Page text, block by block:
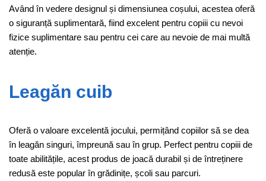
Având în vedere designul și dimensiunea coșului, acestea oferă
o siguranță suplimentară, fiind excelent pentru copiii cu nevoi
fizice suplimentare sau pentru cei care au nevoie de mai multă
atenție.
Leagăn cuib
Oferă o valoare excelentă jocului, permițând copiilor să se dea
în leagăn singuri, împreună sau în grup. Perfect pentru copiii de
toate abilitățile, acest produs de joacă durabil și de întreținere
redusă este popular în grădinițe, școli sau parcuri.